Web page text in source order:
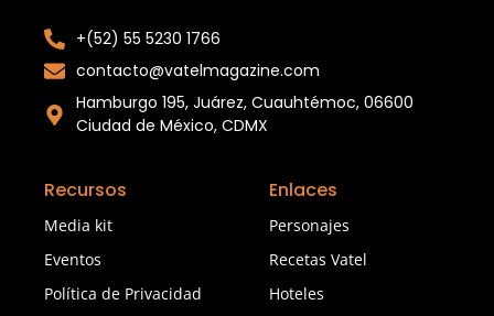
+(52) 55 5230 1766
contacto@vatelmagazine.com
Hamburgo 195, Juárez, Cuauhtémoc, 06600
Ciudad de México, CDMX
Recursos
Media kit
Eventos
Política de Privacidad
Enlaces
Personajes
Recetas Vatel
Hoteles